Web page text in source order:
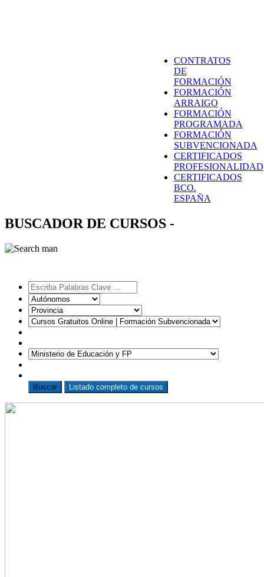
CONTRATOS
DE
FORMACIÓN
FORMACIÓN
ARRAIGO
FORMACIÓN
PROGRAMADA
FORMACIÓN
SUBVENCIONADA
CERTIFICADOS
PROFESIONALIDAD
CERTIFICADOS
BCO.
ESPAÑA
BUSCADOR DE CURSOS -
Listado completo de cursos